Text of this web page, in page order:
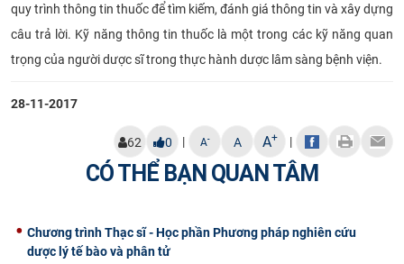
quy trình thông tin thuốc để tìm kiếm, đánh giá thông tin và xây dựng
câu trả lời. Kỹ năng thông tin thuốc là một trong các kỹ năng quan
trọng của người dược sĩ trong thực hành dược lâm sàng bệnh viện.​
28-11-2017
62 0 | A- A A+ |
CÓ THỂ BẠN QUAN TÂM
Chương trình Thạc sĩ - Học phần Phương pháp nghiên cứu
dược lý tế bào và phân tử